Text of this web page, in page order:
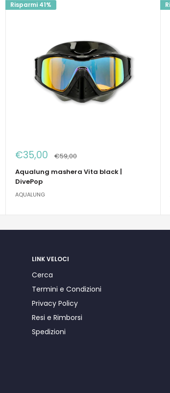
Risparmi 41%
Prezzo
scontato
€35,00 Prezzo
€59,00
Aqualung mashera Vita black |
DivePop
AQUALUNG
LINK VELOCI
Cerca
Termini e Condizioni
Privacy Policy
Resi e Rimborsi
Spedizioni